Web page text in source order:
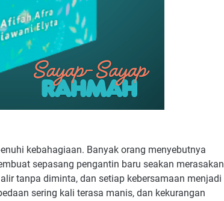
kebahagiaan. Banyak orang menyebutnya
sepasang pengantin baru seakan merasakan
tanpa diminta, dan setiap kebersamaan menjadi
sering kali terasa manis, dan kekurangan